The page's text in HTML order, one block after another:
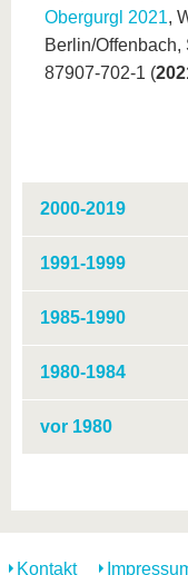
Obergurgl 2021,
Berlin/
87907-702-1 (
2000-2019
1991-1999
1985-1990
1980-1984
vor 1980
Kontakt